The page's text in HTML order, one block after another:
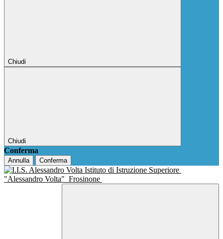
Chiudi
Chiudi
Conferma
Annulla Conferma
Istituto di Istruzione Superiore
"Alessandro Volta" Frosinone